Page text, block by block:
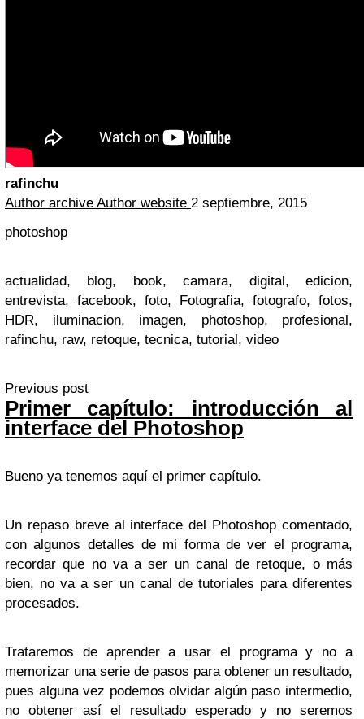
rafinchu
Author archive Author website 2 septiembre, 2015
photoshop
actualidad, blog, book, camara, digital, edicion,
entrevista, facebook, foto, Fotografia, fotografo, fotos,
HDR, iluminacion, imagen, photoshop, profesional,
rafinchu, raw, retoque, tecnica, tutorial, video
Previous post
Primer capítulo: introducción al
interface del Photoshop
Bueno ya tenemos aquí el primer capítulo.
Un repaso breve al interface del Photoshop comentado,
con algunos detalles de mi forma de ver el programa,
recordar que no va a ser un canal de retoque, o más
bien, no va a ser un canal de tutoriales para diferentes
procesados.
Trataremos de aprender a usar el programa y no a
memorizar una serie de pasos para obtener un resultado,
pues alguna vez podemos olvidar algún paso intermedio,
no obtener así el resultado esperado y no seremos